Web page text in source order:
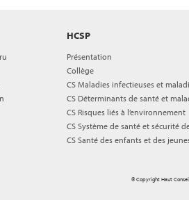
HCSP
Présentation
Collège
CS Maladies infectieuses et
CS Déterminants de santé et
CS Risques liés à l’environnement
CS Système de santé et sécurité
CS Santé des enfants et des
© Copyright Haut